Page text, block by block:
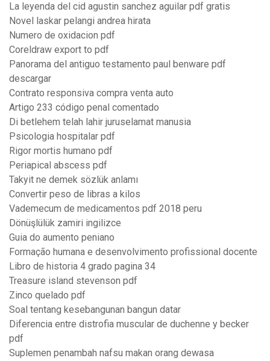
La leyenda del cid agustin sanchez aguilar pdf gratis
Novel laskar pelangi andrea hirata
Numero de oxidacion pdf
Coreldraw export to pdf
Panorama del antiguo testamento paul benware pdf
descargar
Contrato responsiva compra venta auto
Artigo 233 código penal comentado
Di betlehem telah lahir juruselamat manusia
Psicologia hospitalar pdf
Rigor mortis humano pdf
Periapical abscess pdf
Takyit ne demek sözlük anlamı
Convertir peso de libras a kilos
Vademecum de medicamentos pdf 2018 peru
Dönüşlülük zamiri ingilizce
Guia do aumento peniano
Formação humana e desenvolvimento profissional docente
Libro de historia 4 grado pagina 34
Treasure island stevenson pdf
Zinco quelado pdf
Soal tentang kesebangunan bangun datar
Diferencia entre distrofia muscular de duchenne y becker
pdf
Suplemen penambah nafsu makan orang dewasa